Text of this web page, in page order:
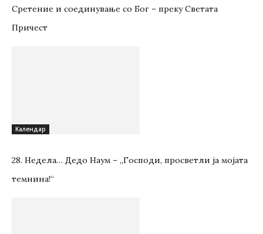
Сретение и соединување со Бог – преку Светата
Причест
Kалендар
28. Недела… Дедо Наум – „Господи, просветли ја мојата
темнина!“